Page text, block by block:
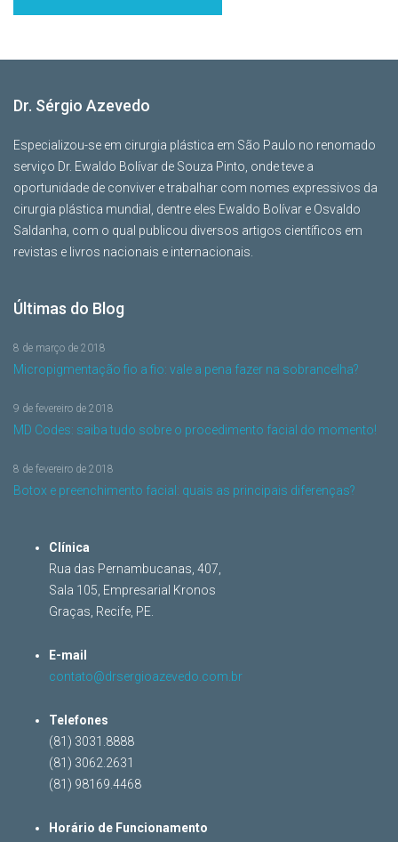
Dr. Sérgio Azevedo
Especializou-se em cirurgia plástica em São Paulo no renomado
serviço Dr. Ewaldo Bolívar de Souza Pinto, onde teve a
oportunidade de conviver e trabalhar com nomes expressivos da
cirurgia plástica mundial, dentre eles Ewaldo Bolívar e Osvaldo
Saldanha, com o qual publicou diversos artigos científicos em
revistas e livros nacionais e internacionais.
Últimas do Blog
Micropigmentação fio a fio: vale a pena fazer na sobrancelha?
8 de março de 2018
MD Codes: saiba tudo sobre o procedimento facial do momento!
9 de fevereiro de 2018
Botox e preenchimento facial: quais as principais diferenças?
8 de fevereiro de 2018
Clínica
Rua das Pernambucanas, 407,
Sala 105, Empresarial Kronos
Graças, Recife, PE.
E-mail
contato@drsergioazevedo.com.br
Telefones
(81) 3031.8888
(81) 3062.2631
(81) 98169.4468
Horário de Funcionamento